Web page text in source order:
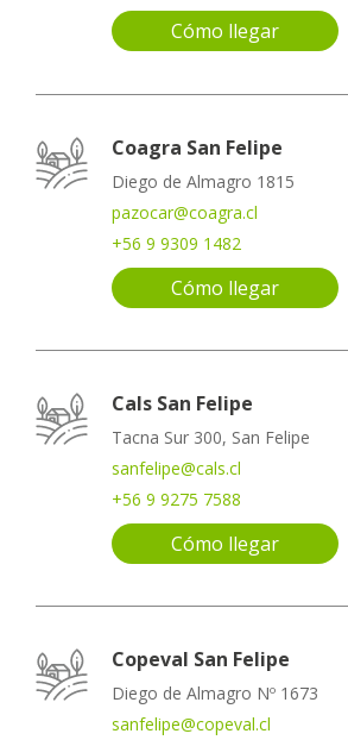
Cómo llegar
Coagra San Felipe
Diego de Almagro 1815
pazocar@coagra.cl
+56 9 9309 1482
Cómo llegar
Cals San Felipe
Tacna Sur 300, San Felipe
sanfelipe@cals.cl
+56 9 9275 7588
Cómo llegar
Copeval San Felipe
Diego de Almagro Nº 1673
sanfelipe@copeval.cl